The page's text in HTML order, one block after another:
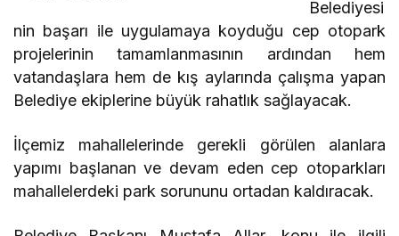
Belediyesi
nin başarı ile uygulamaya koyduğu cep otopark
projelerinin tamamlanmasının ardından hem
vatandaşlara hem de kış aylarında çalışma yapan
Belediye ekiplerine büyük rahatlık sağlayacak.
İlçemiz mahallelerinde gerekli görülen alanlara
yapımı başlanan ve devam eden cep otoparkları
mahallelerdeki park sorununu ortadan kaldıracak.